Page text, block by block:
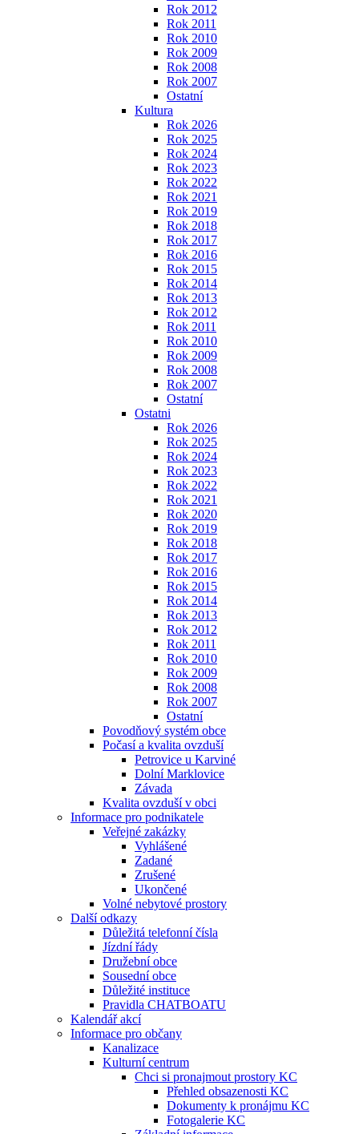
Rok 2012
Rok 2011
Rok 2010
Rok 2009
Rok 2008
Rok 2007
Ostatní
Kultura
Rok 2026
Rok 2025
Rok 2024
Rok 2023
Rok 2022
Rok 2021
Rok 2019
Rok 2018
Rok 2017
Rok 2016
Rok 2015
Rok 2014
Rok 2013
Rok 2012
Rok 2011
Rok 2010
Rok 2009
Rok 2008
Rok 2007
Ostatní
Ostatni
Rok 2026
Rok 2025
Rok 2024
Rok 2023
Rok 2022
Rok 2021
Rok 2020
Rok 2019
Rok 2018
Rok 2017
Rok 2016
Rok 2015
Rok 2014
Rok 2013
Rok 2012
Rok 2011
Rok 2010
Rok 2009
Rok 2008
Rok 2007
Ostatní
Povodňový systém obce
Počasí a kvalita ovzduší
Petrovice u Karviné
Dolní Marklovice
Závada
Kvalita ovzduší v obci
Informace pro podnikatele
Veřejné zakázky
Vyhlášené
Zadané
Zrušené
Ukončené
Volné nebytové prostory
Další odkazy
Důležitá telefonní čísla
Jízdní řády
Družební obce
Sousední obce
Důležité instituce
Pravidla CHATBOATU
Kalendář akcí
Informace pro občany
Kanalizace
Kulturní centrum
Chci si pronajmout prostory KC
Přehled obsazenosti KC
Dokumenty k pronájmu KC
Fotogalerie KC